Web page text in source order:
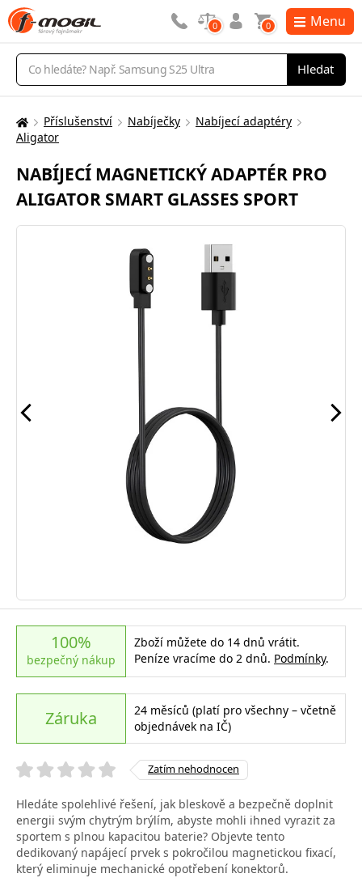
Vyhledávání
Hledat
0 0 Menu
Zde
nacházíte:
Příslušenství Nabíječky
Nabíjecí adaptéry
Aligator
NABÍJECÍ MAGNETICKÝ ADAPTÉR PRO
ALIGATOR SMART GLASSES SPORT
100%
bezpečný nákup
Zboží můžete do 14 dnů vrátit.
Peníze vracíme do 2 dnů. Podmínky.
Záruka
24 měsíců (platí pro všechny – včetně
objednávek na IČ)
Zatím nehodnocen
Hledáte spolehlivé řešení, jak bleskově a bezpečně doplnit
energii svým chytrým brýlím, abyste mohli ihned vyrazit za
sportem s plnou kapacitou baterie? Objevte tento
dedikovaný napájecí prvek s pokročilou magnetickou fixací,
který eliminuje mechanické opotřebení konektorů.